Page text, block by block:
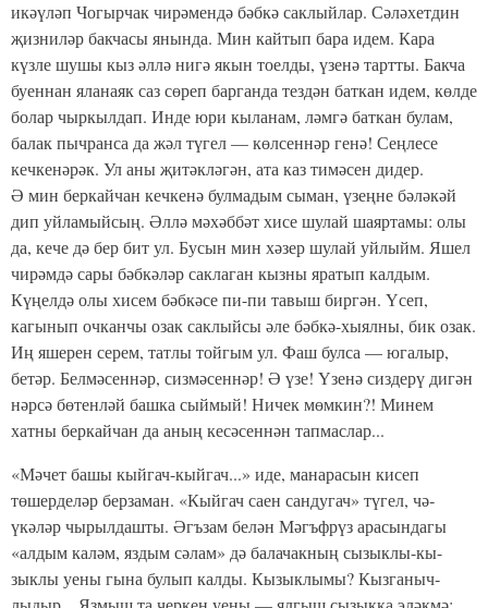
икәүләп Чогырчак чирәмендә бәбкә саклыйлар. Сәләхетдин
җизниләр бакчасы янында. Мин кайтып бара идем. Кара
күзле шушы кыз әллә нигә якын тоелды, үзенә тартты. Бакча
буеннан яланаяк саз сөреп барганда тездән баткан идем, көлде
болар чыркылдап. Инде юри кыланам, ләмгә баткан булам,
балак пычранса да жәл түгел — көлсеннәр генә! Сеңлесе
кечкенәрәк. Ул аны җитәкләгән, ата каз тимә­сен дидер.
Ә мин беркайчан кечкенә булмадым сыман, үзеңне бәлә­кәй
дип уйламыйсың. Әллә мәхәббәт хисе шулай шаяр­тамы: олы
да, кече дә бер бит ул. Бусын мин хәзер шулай уйлыйм. Яшел
чирәмдә сары бәбкәләр саклаган кызны яра­тып калдым.
Күңелдә олы хисем бәбкәсе пи-пи тавыш биргән. Үсеп,
кагынып очканчы озак саклыйсы әле бәбкә-хыялны, бик озак.
Иң яшерен серем, татлы тойгым ул. Фаш булса — югалыр,
бетәр. Белмәсеннәр, сизмәсеннәр! Ә үзе! Үзенә сиздерү дигән
нәрсә бөтенләй башка сыймый! Ничек мөмкин?! Минем
хатны беркайчан да аның кесәсеннән тап­маслар...
«Мәчет башы кыйгач-кыйгач...» иде, манарасын кисеп
төшерделәр берзаман. «Кыйгач саен сандугач» түгел, чә­
үкәләр чырылдашты. Әгъзам белән Мәгъфрүз арасындагы
«алдым каләм, яздым сәлам» дә балачакның сызыклы-кы-
зыклы уены гына булып калды. Кызыклымы? Кызганыч­